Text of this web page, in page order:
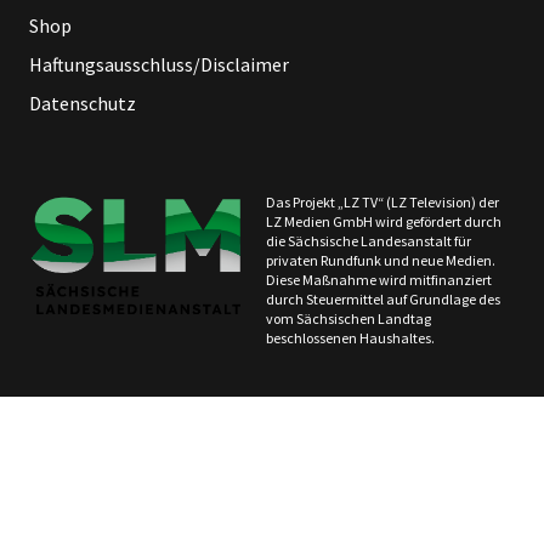
Shop
Haftungsausschluss/Disclaimer
Datenschutz
Das Projekt „LZ TV“ (LZ Television) der
LZ Medien GmbH wird gefördert durch
die Sächsische Landesanstalt für
privaten Rundfunk und neue Medien.
Diese Maßnahme wird mitfinanziert
durch Steuermittel auf Grundlage des
vom Sächsischen Landtag
beschlossenen Haushaltes.